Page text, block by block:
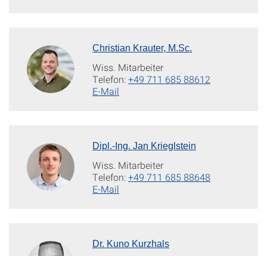
Christian Krauter, M.Sc.
Wiss. Mitarbeiter
Telefon:+49 711 685 88612
E-Mail
Dipl.-Ing. Jan Krieglstein
Wiss. Mitarbeiter
Telefon:+49 711 685 88648
E-Mail
Dr. Kuno Kurzhals